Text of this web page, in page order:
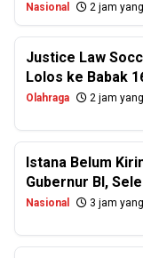
Nasional 2 jam
Justice Law
Lolos ke Babak
Olahraga 2 jam
Istana Belum
Gubernur BI,
Nasional 3 jam